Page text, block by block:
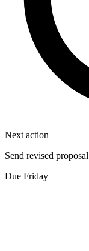
Next action
Send revised proposal
Due Friday